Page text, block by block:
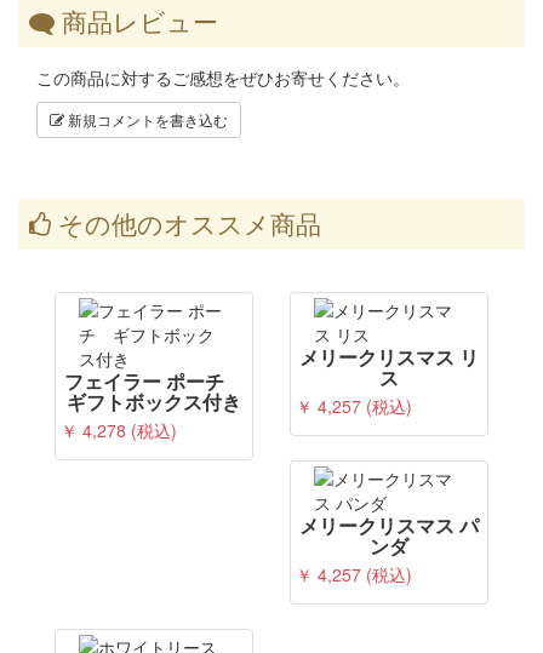
商品レビュー
この商品に対するご感想をぜひお寄せください。
新規コメントを書き込む
その他のオススメ商品
フェイラー ポーチ
ギフトボックス付き
￥ 4,278 (税込)
メリークリスマス リ
ス
￥ 4,257 (税込)
メリークリスマス パ
ンダ
￥ 4,257 (税込)